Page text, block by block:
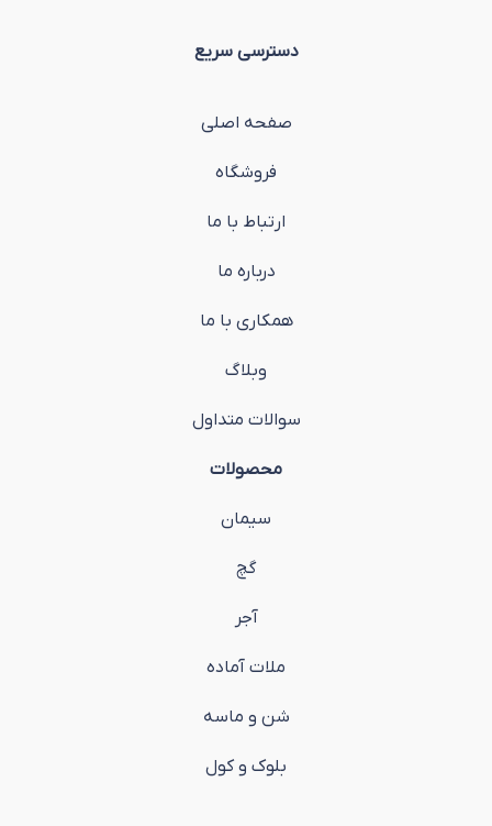
دسترسی سریع
صفحه اصلی
فروشگاه
ارتباط با ما
درباره ما
همکاری با ما
وبلاگ
سوالات متداول
محصولات
سیمان
گچ
آجر
ملات آماده
شن و ماسه
بلوک و کول